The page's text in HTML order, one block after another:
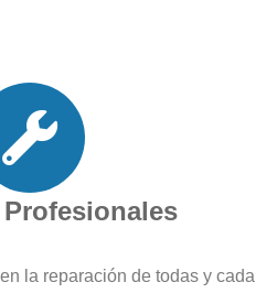
la reparación de todas y cada